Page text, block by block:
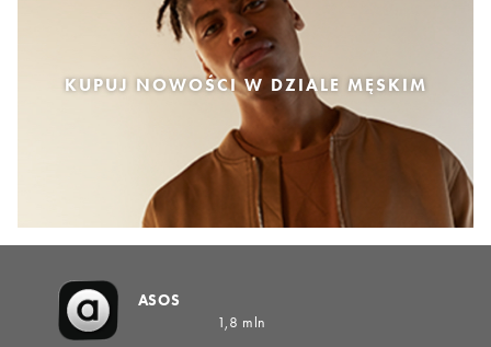
KUPUJ NOWOŚCI W DZIALE MĘSKIM
ASOS
1,8 mln